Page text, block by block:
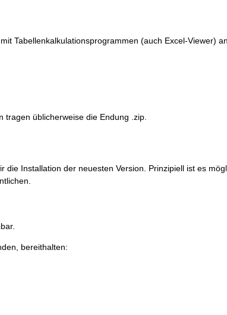
Tabellenkalkulationsprogrammen (auch Excel-Viewer)
tragen üblicherweise die Endung .zip.
Installation der neuesten Version. Prinzipiell ist es
bereithalten: